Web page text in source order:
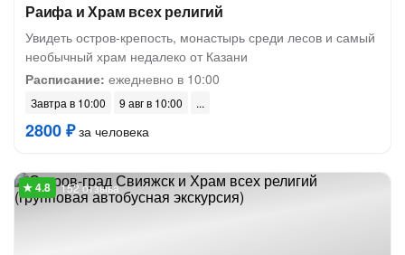
Раифа и Храм всех религий
Увидеть остров-крепость, монастырь среди лесов и самый
необычный храм недалеко от Казани
Расписание: ежедневно в 10:00
Завтра в 10:00 9 авг в 10:00
2800 ₽за человека
152 отзыва